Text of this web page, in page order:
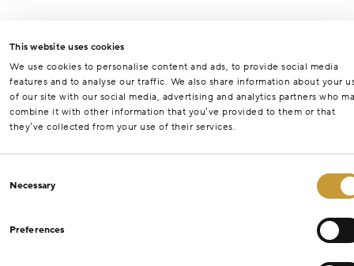
This website uses cookies
We use cookies to personalise content and ads, to provide social media
features and to analyse our traffic. We also share information about your
of our site with our social media, advertising and analytics partners who
combine it with other information that you’ve provided to them or that
they’ve collected from your use of their services.
Selection
Necessary
Preferences